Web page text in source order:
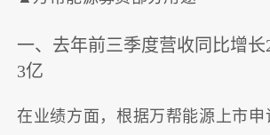
一、去年前三季度营收同比增长
3亿
在业绩方面，根据万帮能源上市